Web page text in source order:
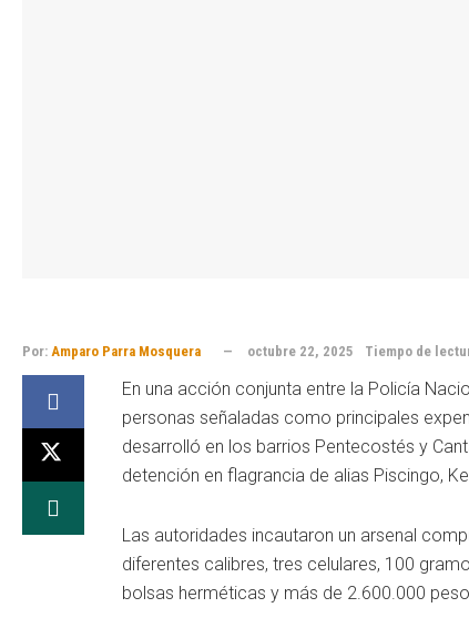
Por: Amparo Parra Mosquera octubre 22, 2025 Tiempo de
En una acción conjunta entre la Policía
personas señaladas como principales
desarrolló en los barrios Pentecostés y
detención en flagrancia de alias Piscingo,
Las autoridades incautaron un arsenal
diferentes calibres, tres celulares, 100
bolsas herméticas y más de 2.600.000